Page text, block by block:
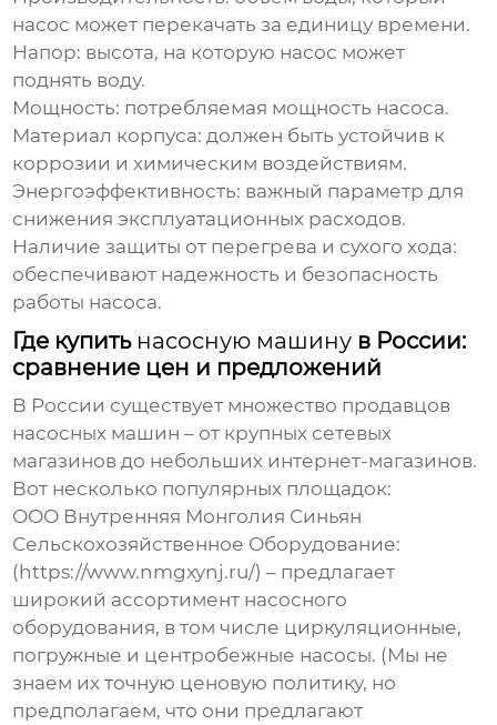
насос может перекачать за единицу времени.
Напор: высота, на которую насос может
поднять воду.
Мощность: потребляемая мощность насоса.
Материал корпуса: должен быть устойчив к
коррозии и химическим воздействиям.
Энергоэффективность: важный параметр для
снижения эксплуатационных расходов.
Наличие защиты от перегрева и сухого хода:
обеспечивают надежность и безопасность
работы насоса.
Где купить насосную машину в России:
сравнение цен и предложений
В России существует множество продавцов
насосных машин – от крупных сетевых
магазинов до небольших интернет-магазинов.
Вот несколько популярных площадок:
ООО Внутренняя Монголия Синьян
Сельскохозяйственное Оборудование:
(https://www.nmgxynj.ru/) – предлагает
широкий ассортимент насосного
оборудования, в том числе циркуляционные,
погружные и центробежные насосы. (Мы не
знаем их точную ценовую политику, но
предполагаем, что они предлагают